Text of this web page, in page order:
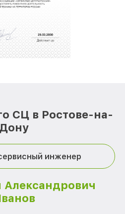
СЦ в Ростове-на-
Дону
инженер
Александрович